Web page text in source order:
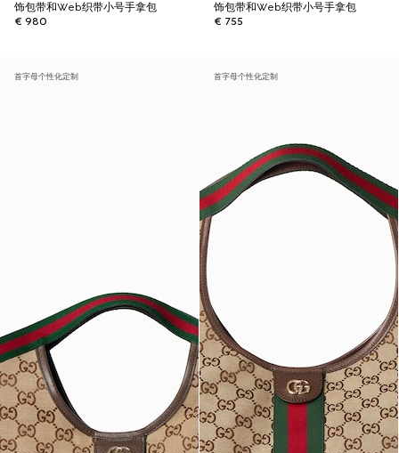
饰包带和Web织带小号手拿包
€ 980
饰包带和Web织带小号手拿包
€ 755
首字母个性化定制 首字母个性化定制